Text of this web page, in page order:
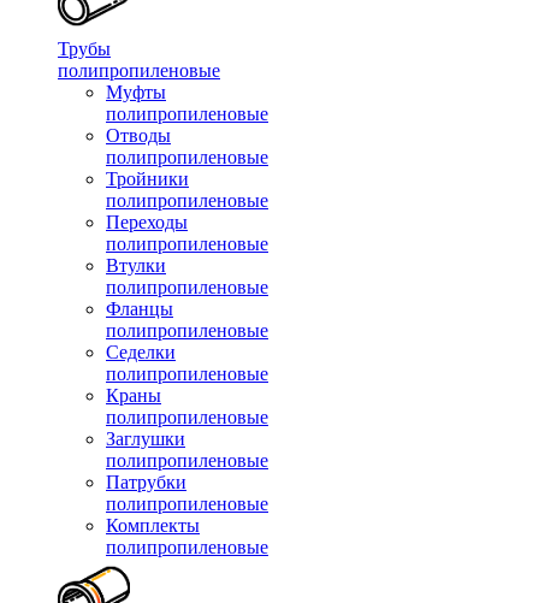
Трубы
полипропиленовые
Муфты
полипропиленовые
Отводы
полипропиленовые
Тройники
полипропиленовые
Переходы
полипропиленовые
Втулки
полипропиленовые
Фланцы
полипропиленовые
Седелки
полипропиленовые
Краны
полипропиленовые
Заглушки
полипропиленовые
Патрубки
полипропиленовые
Комплекты
полипропиленовые